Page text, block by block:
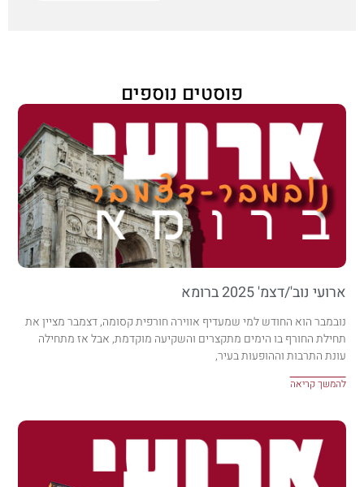
פוסטים נוספים
ארועי נוב'/דצמ' 2025 ברומא
נובמבר הוא החודש למי שמעדיף אווירה חורפית קסומה, דצמבר מציין את
תחילת החורף בו הימים מתקצרים והשקיעה מוקדמת, אבל אז מתחילה
עונת התרבות וההופעות בעיר,
להמשך קריאה